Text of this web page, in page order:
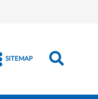
SITEMAP